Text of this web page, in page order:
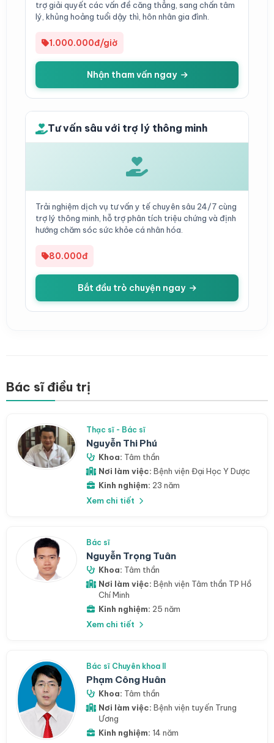
trợ giải quyết các vấn đề căng thẳng, sang chấn tâm
lý, khủng hoảng tuổi dậy thì, hôn nhân gia đình.
1.000.000đ/giờ
Nhận tham vấn ngay
Tư vấn sâu với trợ lý thông minh
Trải nghiệm dịch vụ tư vấn y tế chuyên sâu 24/7 cùng
trợ lý thông minh, hỗ trợ phân tích triệu chứng và định
hướng chăm sóc sức khỏe cá nhân hóa.
80.000đ
Bắt đầu trò chuyện ngay
Bác sĩ điều trị
Thạc sĩ - Bác sĩ
Nguyễn Thi Phú
Khoa: Tâm thần
Nơi làm việc: Bệnh viện Đại Học Y Dược
Kinh nghiệm: 23 năm
Xem chi tiết
Bác sĩ
Nguyễn Trọng Tuân
Khoa: Tâm thần
Nơi làm việc: Bệnh viện Tâm thần TP Hồ
Chí Minh
Kinh nghiệm: 25 năm
Xem chi tiết
Bác sĩ Chuyên khoa II
Phạm Công Huân
Khoa: Tâm thần
Nơi làm việc: Bệnh viện tuyến Trung
Ương
Kinh nghiệm: 14 năm